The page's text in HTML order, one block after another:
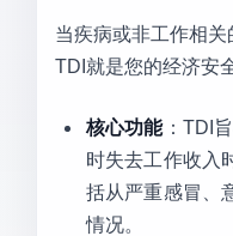
当疾病或非工作相关
TDI就是您的经济安
核心功能：TDI
时失去工作收入
括从严重感冒、
情况。